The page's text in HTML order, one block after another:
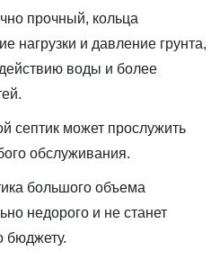
прочный, кольца
нагрузки и давление грунта,
воды и более
септик может прослужить
обслуживания.
большого объема
недорого и не станет
бюджету.